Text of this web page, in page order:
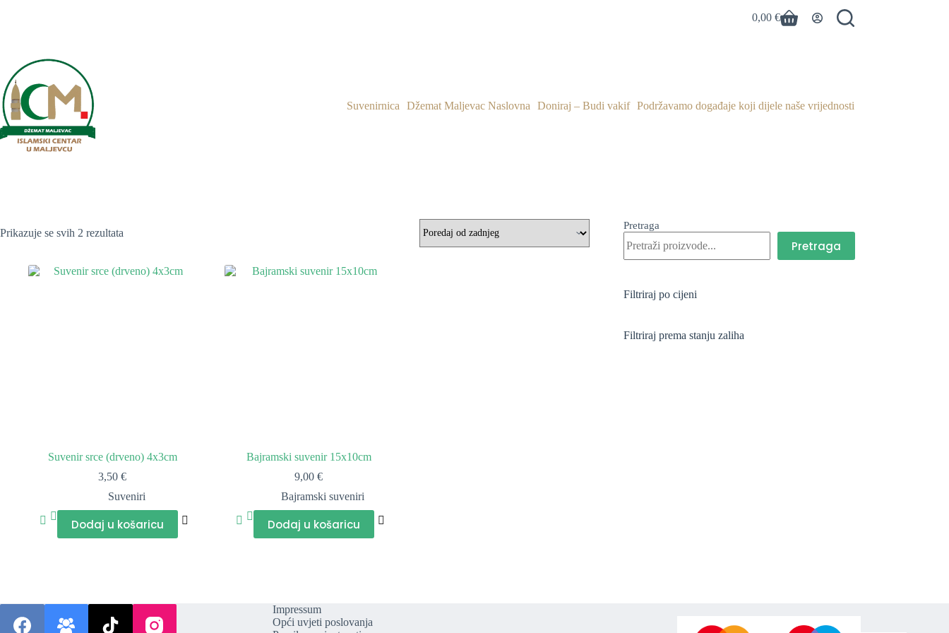
Košarica
0,00 €
Suvenirnica Džemat Maljevac Naslovna Doniraj – Budi vakif Podržavamo događaje koji dijele naše vrijednosti
Prikazuje se svih 2 rezultata
Suvenir srce (drveno) 4x3cm
3,50€
Suveniri
Dodaj u košaricu
Bajramski suvenir 15x10cm
9,00€
Bajramski suveniri
Dodaj u košaricu
Pretraga
Pretraga
Filtriraj po cijeni
Filtriraj prema stanju zaliha
Impressum
Opći uvjeti poslovanja